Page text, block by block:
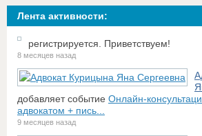
Лента активности:
регистрируется. Приветствуем!
8 месяцев назад
добавляет событие Онлайн-
адвокатом + пись...
9 месяцев назад